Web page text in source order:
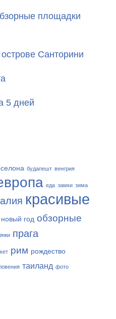
площадки
Санторини
5 дней
будапешт венгрия
еда замки зима
красивые
новый год обзорные
прага
рим рождество
таиланд фото